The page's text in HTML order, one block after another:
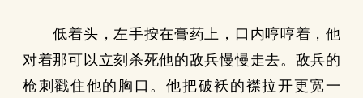
低着头，左手按在膏药上，口内哼哼着，他
对着那可以立刻杀死他的敌兵慢慢走去。敌兵的
枪刺戳住他的胸口。他把破袄的襟拉开更宽一